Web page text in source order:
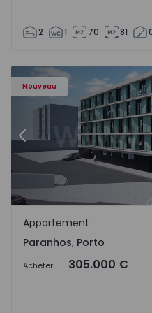
2 1 70 81
Nouveau
Appartement T1 Porto,
Précédent
Paranhos, Porto
Appartement
Paranhos, Porto
Acheter 305.000 €